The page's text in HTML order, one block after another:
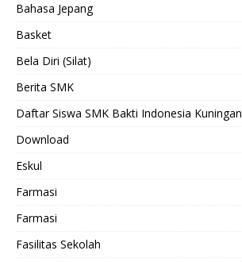
Bahasa Jepang
Basket
Bela Diri (Silat)
Berita SMK
Daftar Siswa SMK Bakti Indonesia Kuningan
Download
Eskul
Farmasi
Farmasi
Fasilitas Sekolah